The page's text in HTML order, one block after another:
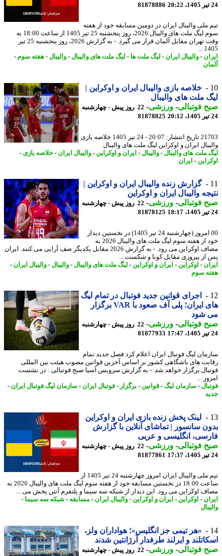
81878886
ملی والیبال ایران در دومین مسابقه خود از هفته
سوم لیگ ملت های والیبال 2026، روز پنجشنبه 25 تیر 1405 از ساعت 18:00 به
وقت تهران مقابل آلمان قرار می گیرد. - به گزارش 2026، روز پنجشنبه 25 تیر
- والیبال ایران - لیگ ملت ها- لیگ ملت های والیبال-والیبال-هفته سوم-
خلاصه بازی والیبال ایران و اوکراین |
ملت های والیبال
فوتبالی-ورزشی-
22 روز پیش - چهارشنبه
81878825
21703 تاریخ انتشار: 20:07 - 24 تیر 1405 خلاصه بازی
ایران و اوکراین لیگ ملت های والیبال
ملت های والیبال-والیبال-ایران و اوکراین- والیبال ایران - خلاصه بازی -
- ایران
گزارش زنده والیبال ایران و اوکراین |
والیبال ایران و اوکراین
فوتبالی-ورزشی-
22 روز پیش - چهارشنبه
81878125
00 امروز (چهارشنبه 24 تیر 1405) در نخستین دیدار
خود از هفته سوم لیگ ملت های والیبال 2026 به
مصاف اوکراین می رود. - به گزارش 2026 مقابل یکدیگر صف آرایی می کنند. ایران
پیروزی مقابل کوبا و شکست ...
- اوکراین- ایران و اوکراین- لیگ ملت های والیبال-والیبال-والیبال ایران -
سوم
اجرای قوانین جدید فوتبال در تمام لیگ
های ایران؛ پلی آف صعود با VAR برگزار
شود
فوتبالی-ورزشی-
22 روز پیش - چهارشنبه
81877933
لیگ فوتبال ایران اعلام کرد فصل جدید تمام
های باشگاهی کشور بر اساس آخرین قوانین مصوب هیئت بین المللی
برگزار خواهد شد. - به گزارش سرویس آسیا صبح فوتبالی : در نشست
...
-سازمان لیگ -قوانین-برگزار - فوتبال ایران - سازمان لیگ فوتبال ایران -
لینک پخش زنده بازی ایران و اوکراین
سانسور | تماشای آنلاین با گزارش
انگلیسی و عربی
فوتبالی-ورزشی-
22 روز پیش - چهارشنبه
81877861
تیم ملی والیبال ایران امروز چهارشنبه 24 تیر 1405 از
ساعت 18:00 در نخستین مسابقه خود از هفته سوم لیگ ملت های والیبال 2026 به
اوکراین می رود. این دیدار از شبکه سه سیما و پلتفرم آنتن پخش می ...
- اوکراین- ایران و اوکراین- والیبال ایران - مسابقه-شبکه سه سیما-
«هر تیمی جز انگلیس»؛ هواداران ولز،
و ایرلند طرفدار آرژانتین شدند
فوتبالی-ورزشی-
22 روز پیش - چهارشنبه